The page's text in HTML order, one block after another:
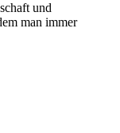
und
man immer